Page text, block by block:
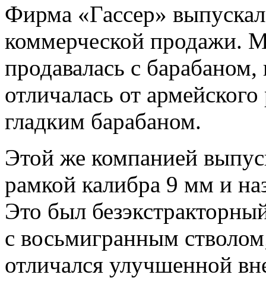
Фирма «Гассер»
коммерческой продажи.
продавалась с
отличалась от
гладким барабаном.
Этой же компанией
рамкой калибра 9 мм и
Это был
с восьмигранным
отличался улучшенной